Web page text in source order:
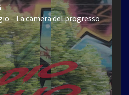
– La camera del progresso